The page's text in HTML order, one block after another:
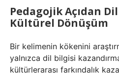
Pedagojik Açıdan
Kültürel Dönüşüm
Bir kelimenin kökenini
yalnızca dil bilgisi
kültürlerarası farkındalık